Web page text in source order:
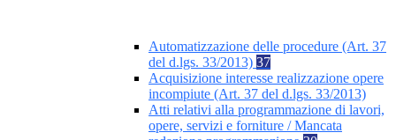
Automatizzazione delle procedure (Art. 37
del d.lgs. 33/2013) 37
Acquisizione interesse realizzazione opere
incompiute (Art. 37 del d.lgs. 33/2013)
Atti relativi alla programmazione di lavori,
opere, servizi e forniture / Mancata